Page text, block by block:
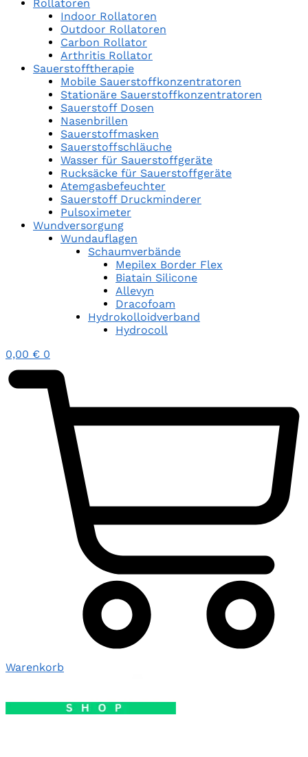
Rollatoren
Indoor Rollatoren
Outdoor Rollatoren
Carbon Rollator
Arthritis Rollator
Sauerstofftherapie
Mobile Sauerstoffkonzentratoren
Stationäre Sauerstoffkonzentratoren
Sauerstoff Dosen
Nasenbrillen
Sauerstoffmasken
Sauerstoffschläuche
Wasser für Sauerstoffgeräte
Rucksäcke für Sauerstoffgeräte
Atemgasbefeuchter
Sauerstoff Druckminderer
Pulsoximeter
Wundversorgung
Wundauflagen
Schaumverbände
Mepilex Border Flex
Biatain Silicone
Allevyn
Dracofoam
Hydrokolloidverband
Hydrocoll
0,00 € 0
Warenkorb